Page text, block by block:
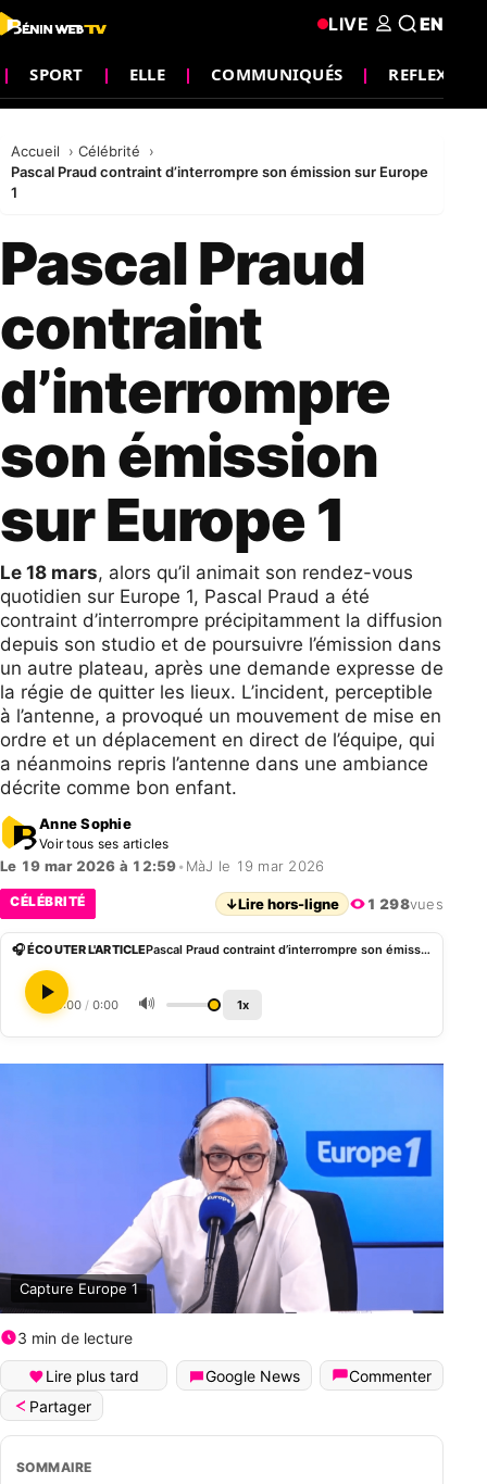
SPORT ELLE COMMUNIQUÉS REFLEXION
LIVE EN
Accueil
Célébrité
Pascal Praud contraint d’interrompre son émission sur Europe
1
Pascal Praud
contraint
d’interrompre
son émission
sur Europe 1
Le 18 mars, alors qu’il animait son rendez-vous
quotidien sur Europe 1, Pascal Praud a été
contraint d’interrompre précipitamment la diffusion
depuis son studio et de poursuivre l’émission dans
un autre plateau, après une demande expresse de
la régie de quitter les lieux. L’incident, perceptible
à l’antenne, a provoqué un mouvement de mise en
ordre et un déplacement en direct de l’équipe, qui
a néanmoins repris l’antenne dans une ambiance
décrite comme bon enfant.
Anne Sophie
Voir tous ses articles
Le 19 mar 2026 à 12:59• MàJ le 19 mar 2026
CÉLÉBRITÉ ↓Lire hors-ligne 1 298vues
🎧 ÉCOUTER L'ARTICLE Pascal Praud contraint d’interrompre son émission sur Europe 1
0:00 / 0:00 🔊 1x
Capture Europe 1
3 min de lecture
Lire plus tard Google News
Commenter
Partager
SOMMAIRE